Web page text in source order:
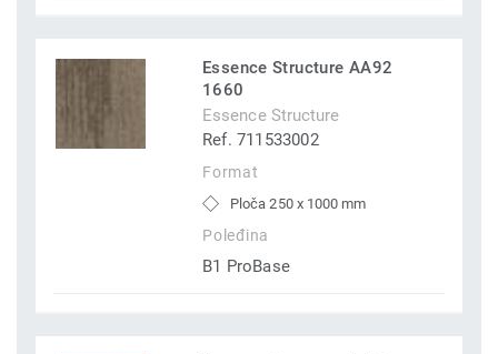
Essence Structure AA92
1660
Essence Structure
Ref. 711533002
Format
Ploča 250 x 1000 mm
Poleđina
B1 ProBase